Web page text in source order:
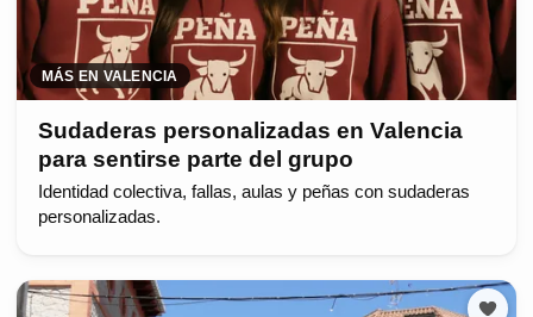
MÁS EN VALENCIA
Sudaderas personalizadas en Valencia
para sentirse parte del grupo
Identidad colectiva, fallas, aulas y peñas con sudaderas
personalizadas.